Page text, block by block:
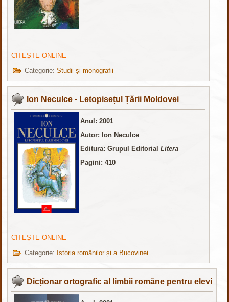
CITEȘTE ONLINE
Categorie:Studii și monografii
Ion Neculce - Letopisețul Țării Moldovei
Anul: 2001
Autor: Ion Neculce
Editura: Grupul EditorialLitera
Pagini: 410
CITEȘTE ONLINE
Categorie: Istoria românilor și a Bucovinei
Dicționar ortografic al limbii române pentru elevi